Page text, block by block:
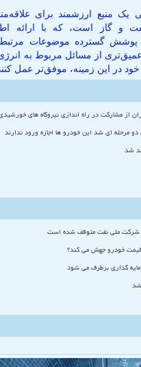
منبع ارزشمند برای
و گاز است، که با ارائه
پوشش گسترده موضوعات
از مسائل مربوط به انرژی
در این زمینه، موفق‌تر عمل
از مشارکت در راه اندازی نیروگاه های
مرحله ای شد این خودرو ها اجازه ورود ندارند
شد
شرکت ملی نفت متوقف شده است
خودرو جهش می کند؟
گذاری برطرف می شود